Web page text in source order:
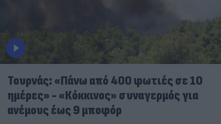
Τουρνάς: «Πάνω από 400 φωτιές σε 10
ημέρες» - «Κόκκινος» συναγερμός για
ανέμους έως 9 μποφόρ